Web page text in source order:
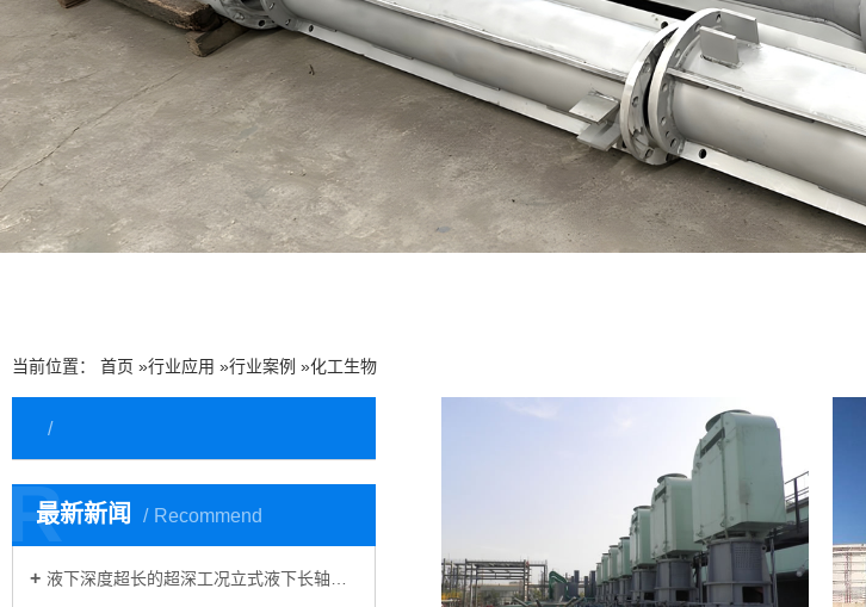
当前位置： 首页 »行业应用 »行业案例 »化工生物
最新新闻 Recommend
R
液下深度超长的超深工况立式液下长轴泵工作原理和技术核心